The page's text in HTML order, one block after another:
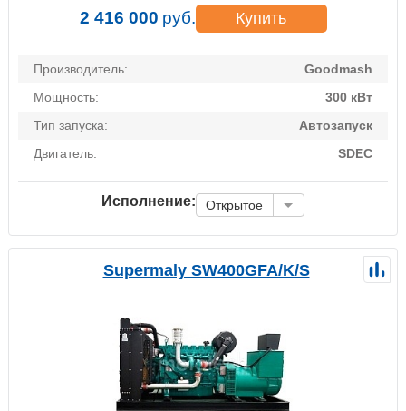
2 416 000 руб. Купить
Производитель:
Goodmash
Мощность:
300 кВт
Тип запуска:
Автозапуск
Двигатель:
SDEC
Исполнение: Открытое
Supermaly SW400GFA/K/S